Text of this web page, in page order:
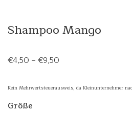
Shampoo Mango
€4,50 – €9,50
Kein Mehrwertsteuerausweis, da Kleinunternehmer
Größe